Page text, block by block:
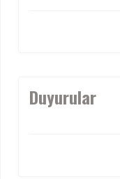
Duyurular